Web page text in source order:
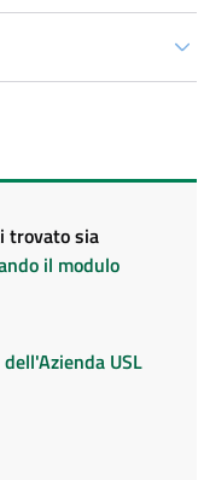
trovato sia
il modulo
USL